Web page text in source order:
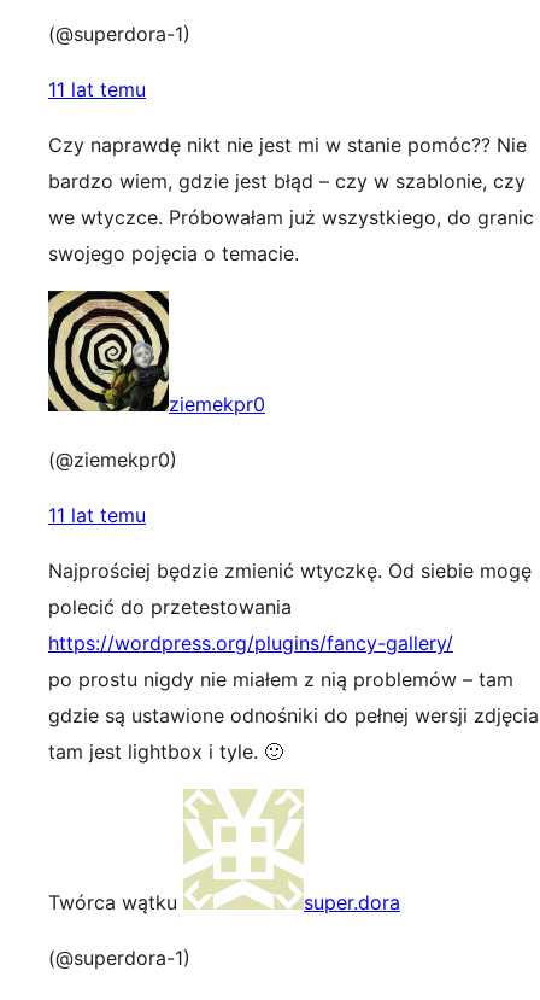
(@superdora-1)
11 lat temu
Czy naprawdę nikt nie jest mi w stanie pomóc?? Nie
bardzo wiem, gdzie jest błąd – czy w szablonie, czy
we wtyczce. Próbowałam już wszystkiego, do granic
swojego pojęcia o temacie.
ziemekpr0
(@ziemekpr0)
11 lat temu
Najprościej będzie zmienić wtyczkę. Od siebie mogę
polecić do przetestowania
https://wordpress.org/plugins/fancy-gallery/
po prostu nigdy nie miałem z nią problemów – tam
gdzie są ustawione odnośniki do pełnej wersji zdjęcia
tam jest lightbox i tyle. 🙂
Twórca wątku super.dora
(@superdora-1)